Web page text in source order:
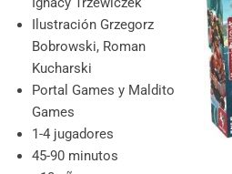
Ilustración Grzegorz
Bobrowski, Roman
Kucharski
Portal Games y Maldito
Games
1-4 jugadores
45-90 minutos